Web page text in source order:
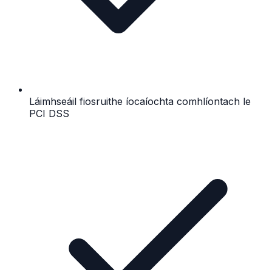
Láimhseáil fiosruithe íocaíochta comhlíontach le
PCI DSS